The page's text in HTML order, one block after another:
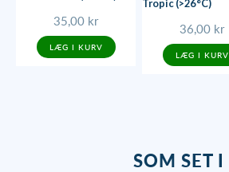
Salgspris
35,00 kr
LÆG I KURV
Tropic (>26 °C)
Salgspris
36,00 kr
LÆG I KURV
SOM SET I